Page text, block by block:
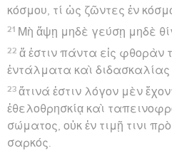
κόσμου, τί ὡς ζῶντες ἐν
21 Μὴ ἅψῃ μηδὲ γεύσῃ μηδὲ
22 ἅ ἐστιν πάντα εἰς φθορὰν
ἐντάλματα καὶ
23 ἅτινά ἐστιν λόγον μὲν
ἐθελοθρησκίᾳ καὶ
σώματος, οὐκ ἐν τιμῇ τινι
σαρκός.